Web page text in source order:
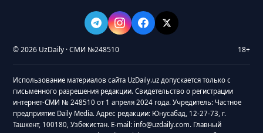
© 2026 UzDaily · СМИ №248510 18+
Использование материалов сайта UzDaily.uz допускается только с
письменного разрешения редакции. Свидетельство о регистрации
интернет-СМИ № 248510 от 1 апреля 2024 года. Учредитель: Частное
предприятие Daily Media. Адрес редакции: Юнусабад, 12-27-73, г.
Ташкент, 100180, Узбекистан. E-mail: info@uzdaily.com. Главный